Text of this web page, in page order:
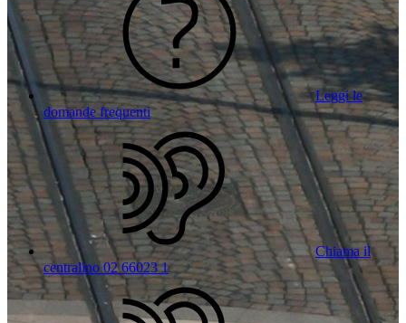
Leggi le
domande frequenti
Chiama il
centralino 02 66023 1